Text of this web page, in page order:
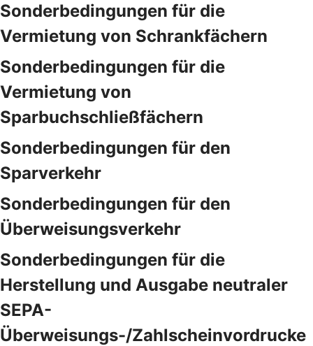
Sonderbedingungen für die
Vermietung von Schrankfächern
Sonderbedingungen für die
Vermietung von
Sparbuchschließfächern
Sonderbedingungen für den
Sparverkehr
Sonderbedingungen für den
Überweisungsverkehr
Sonderbedingungen für die
Herstellung und Ausgabe neutraler
SEPA-
Überweisungs-/Zahlscheinvordrucke